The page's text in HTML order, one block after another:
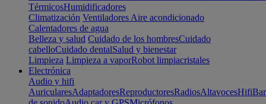
TérmicosHumidificadores
Climatización Ventiladores Aire acondicionado
Calentadores de agua
Belleza y salud Cuidado de los hombresCuidado
cabelloCuidado dentalSalud y bienestar
Limpieza Limpieza a vaporRobot limpiacristales
Electrónica
Audio y hifi
AuricularesAdaptadoresReproductoresRadiosAltavocesHifi